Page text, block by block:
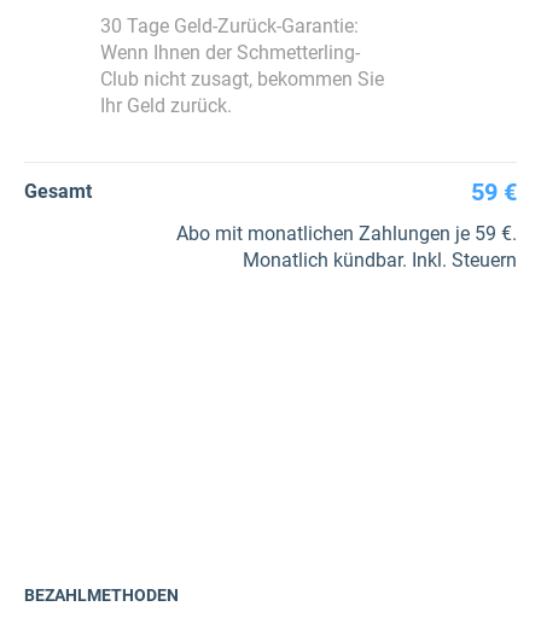
30 Tage Geld-Zurück-Garantie:
Wenn Ihnen der Schmetterling-
Club nicht zusagt, bekommen Sie
Ihr Geld zurück.
Gesamt 59 €
Abo mit monatlichen Zahlungen je 59 €.
Monatlich kündbar. Inkl. Steuern
BEZAHLMETHODEN